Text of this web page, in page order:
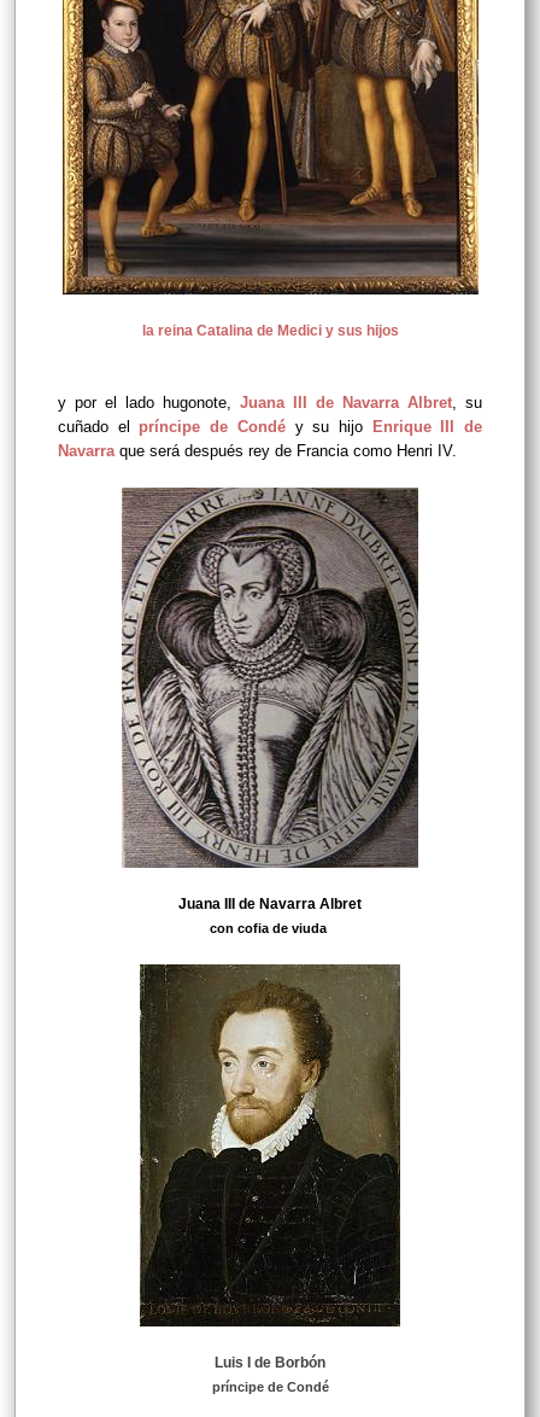
la reina Catalina de Medici y sus hijos
y por el lado hugonote, Juana III de Navarra Albret, su
cuñado el príncipe de Condé y su hijo
Enrique III de
Navarra que será después rey de Francia como Henri IV.
Juana III de Navarra Albret
con cofia de viuda
Luis I de Borbón
príncipe de Condé